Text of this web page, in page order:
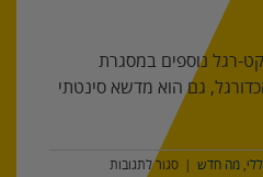
רגל נוספים במסגרת
גם הוא מדשא סינטתי
, מה חדש סגור לתגובות